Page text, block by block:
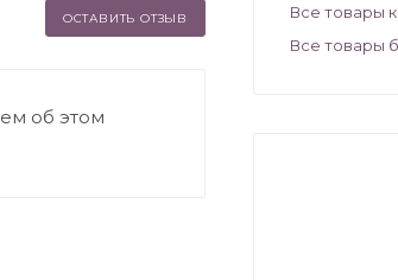
ОСТАВИТЬ ОТЗЫВ
об этом
Все товары
Все товары